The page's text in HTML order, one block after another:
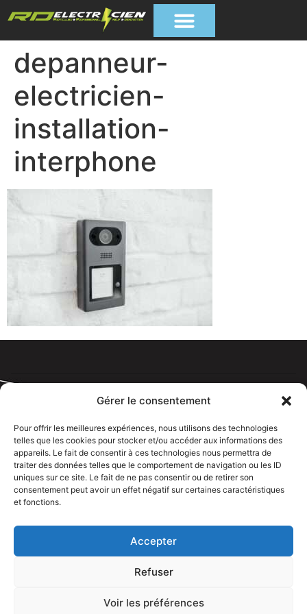
Gérer le consentement
Pour offrir les meilleures expériences, nous utilisons des technologies
telles que les cookies pour stocker et/ou accéder aux informations des
appareils. Le fait de consentir à ces technologies nous permettra de
traiter des données telles que le comportement de navigation ou les ID
uniques sur ce site. Le fait de ne pas consentir ou de retirer son
consentement peut avoir un effet négatif sur certaines caractéristiques
et fonctions.
Accepter
Refuser
Voir les préférences
depanneur-
electricien-
installation-
interphone
Tous droits réservé @rdelectricien.fr –Mentions légales–
Recrutement–
Siege social :82 rue Jeanne d’Arc – 76000 Rouen
Bureau et showroom :